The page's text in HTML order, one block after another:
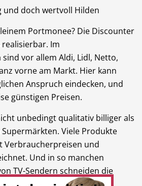
und doch wertvoll Hilden
Portmonee? Die Discounter
Im
vor allem Aldi, Lidl, Netto,
vorne am Markt. Hier kann
Anspruch eindecken, und
günstigen Preisen.
unbedingt qualitativ billiger als
Viele Produkte
Verbraucherpreisen und
Und in so manchen
TV-Sendern schneiden die